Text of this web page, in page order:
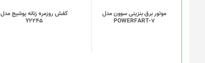
موتور برق بنزینی سوون مدل
POWERFART-7
کفش روزمره زنانه یوشیج مدل
Y2245